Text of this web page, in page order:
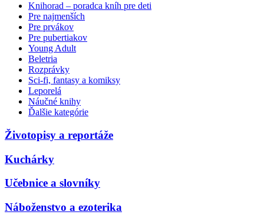
Knihorad – poradca kníh pre deti
Pre najmenších
Pre prvákov
Pre pubertiakov
Young Adult
Beletria
Rozprávky
Sci-fi, fantasy a komiksy
Leporelá
Náučné knihy
Ďalšie kategórie
Životopisy a reportáže
Kuchárky
Učebnice a slovníky
Náboženstvo a ezoterika